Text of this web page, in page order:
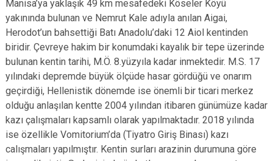
Manisa’ya yaklaşık 49 km mesafedeki Köseler Köyü
yakınında bulunan ve Nemrut Kale adıyla anılan Aigai,
Herodot’un bahsettiği Batı Anadolu’daki 12 Aiol kentinden
biridir. Çevreye hakim bir konumdaki kayalık bir tepe üzerinde
bulunan kentin tarihi, M.Ö. 8.yüzyıla kadar inmektedir. M.S. 17
yılındaki depremde büyük ölçüde hasar gördüğü ve onarım
geçirdiği, Hellenistik dönemde ise önemli bir ticari merkez
olduğu anlaşılan kentte 2004 yılından itibaren günümüze kadar
kazı çalışmaları kapsamlı olarak yapılmaktadır. 2018 yılında
ise özellikle Vomitorium’da (Tiyatro Giriş Binası) kazı
calışmaları yapılmıştır. Kentin surları arazinin durumuna göre